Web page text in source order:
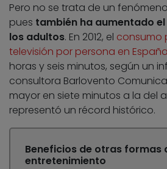
Pero no se trata de un
pues también ha aumentado
los adultos. En 2012, el consumo
televisión por persona en España
horas y seis minutos, según un
consultora Barlovento
mayor en siete minutos a la del
representó un récord histórico.
Beneficios de otras formas
entretenimiento